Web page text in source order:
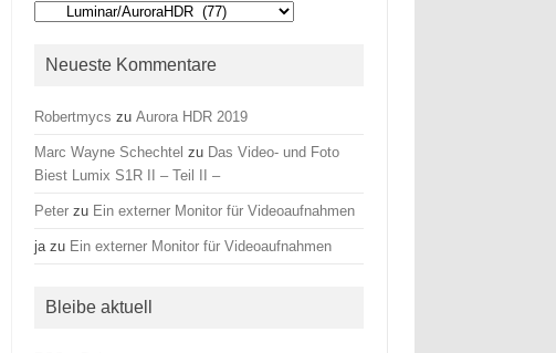
Kategorien
Neueste Kommentare
Robertmycs zuAurora HDR 2019
Marc Wayne Schechtel zu Das Video- und Foto
Biest Lumix S1R II – Teil II –
Peter zu Ein externer Monitor für Videoaufnahmen
jazu Ein externer Monitor für Videoaufnahmen
Bleibe aktuell